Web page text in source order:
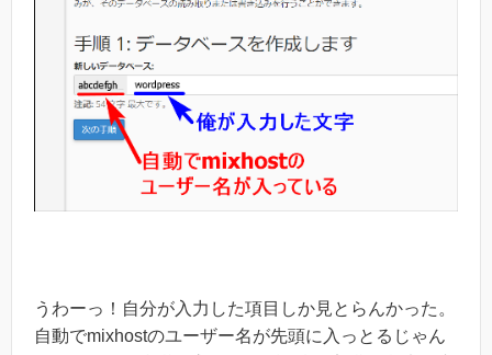
うわーっ！自分が入力した項目しか見とらんかった。
自動でmixhostのユーザー名が先頭に入っとるじゃん